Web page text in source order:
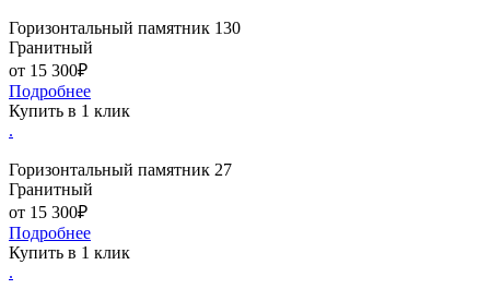
Горизонтальный памятник 130
Гранитный
от 15 300₽
Подробнее
Купить в 1 клик
.
Горизонтальный памятник 27
Гранитный
от 15 300₽
Подробнее
Купить в 1 клик
.